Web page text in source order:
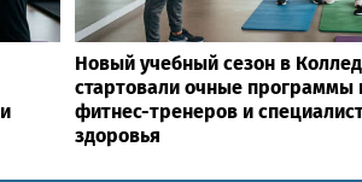
Новый учебный сезон в
стартовали очные программы
фитнес-тренеров и
здоровья